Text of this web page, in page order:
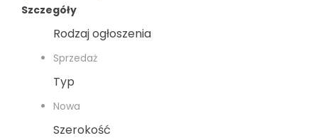
Szczegóły
Rodzaj ogłoszenia
Sprzedaż
Typ
Nowa
Szerokość